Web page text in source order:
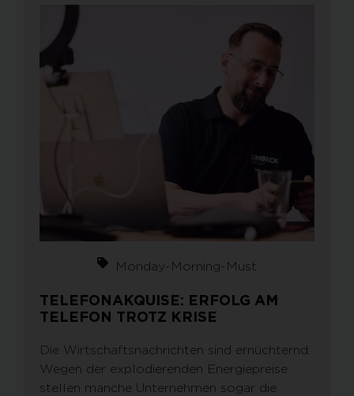
Monday-Morning-Must
TELEFONAKQUISE: ERFOLG AM
TELEFON TROTZ KRISE
Die Wirtschaftsnachrichten sind ernüchternd:
Wegen der explodierenden Energiepreise
stellen manche Unternehmen sogar die